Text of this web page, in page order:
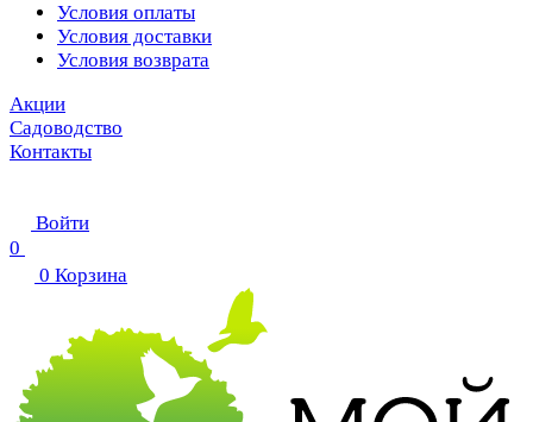
Условия оплаты
Условия доставки
Условия возврата
Акции
Садоводство
Контакты
Войти
0
0 Корзина